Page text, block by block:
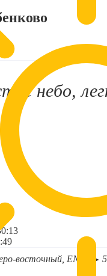
небо,
восточный, ENE
➤